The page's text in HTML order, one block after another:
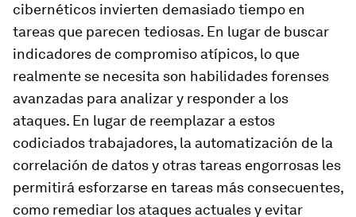
cibernéticos invierten demasiado tiempo en
tareas que parecen tediosas. En lugar de buscar
indicadores de compromiso atípicos, lo que
realmente se necesita son habilidades forenses
avanzadas para analizar y responder a los
ataques. En lugar de reemplazar a estos
codiciados trabajadores, la automatización de la
correlación de datos y otras tareas engorrosas les
permitirá esforzarse en tareas más consecuentes,
como remediar los ataques actuales y evitar